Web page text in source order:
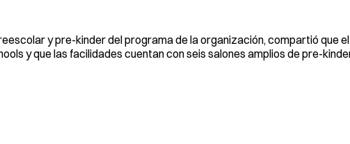
y pre-kinder del programa de la organización, compartió que
y que las facilidades cuentan con seis salones amplios de pre-